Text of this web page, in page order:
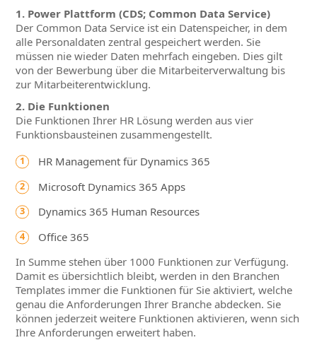
1. Power Plattform (CDS; Common Data Service)
Der Common Data Service ist ein Datenspeicher, in dem
alle Personaldaten zentral gespeichert werden. Sie
müssen nie wieder Daten mehrfach eingeben. Dies gilt
von der Bewerbung über die Mitarbeiterverwaltung bis
zur Mitarbeiterentwicklung.
2. Die Funktionen
Die Funktionen Ihrer HR Lösung werden aus vier
Funktionsbausteinen zusammengestellt.
HR Management für Dynamics 365
Microsoft Dynamics 365 Apps
Dynamics 365 Human Resources
Office 365
In Summe stehen über 1000 Funktionen zur Verfügung.
Damit es übersichtlich bleibt, werden in den Branchen
Templates immer die Funktionen für Sie aktiviert, welche
genau die Anforderungen Ihrer Branche abdecken. Sie
können jederzeit weitere Funktionen aktivieren, wenn sich
Ihre Anforderungen erweitert haben.